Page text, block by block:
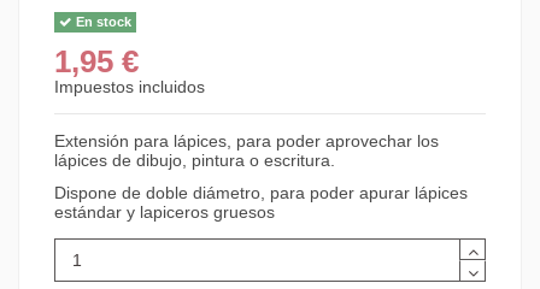
En stock
1,95 €
Impuestos incluidos
Extensión para lápices, para poder aprovechar los
lápices de dibujo, pintura o escritura.
Dispone de doble diámetro, para poder apurar lápices
estándar y lapiceros gruesos